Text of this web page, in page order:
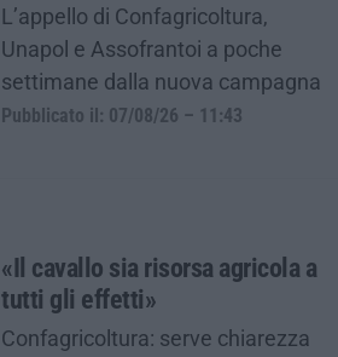
L’appello di Confagricoltura,
Unapol e Assofrantoi a poche
settimane dalla nuova campagna
Pubblicato il: 07/08/26 – 11:43
«Il cavallo sia risorsa agricola a
tutti gli effetti»
Confagricoltura: serve chiarezza